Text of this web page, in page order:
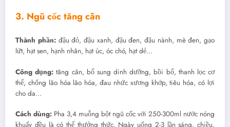
3. Ngũ cốc tăng cân
Thành phần:đậu đỏ, đậu xanh, đậu đen, đậu nành, mè đen, gạo
lứt, hạt sen, hạnh nhân, hạt úc, óc chó, hạt dẻ…
Công dụng:tăng cân, bổ sung dinh dưỡng, bồi bổ, thanh lọc cơ
thể, chống lão hóa lão hóa, đau nhức xương khớp, tiêu hóa, có lợi
cho da…
Cách dùng: Pha 3,4 muỗng bột ngũ cốc với 250-300ml nước nóng
khuấy đều là có thể thưởng thức. Ngày uống 2-3 lần sáng, chiều,